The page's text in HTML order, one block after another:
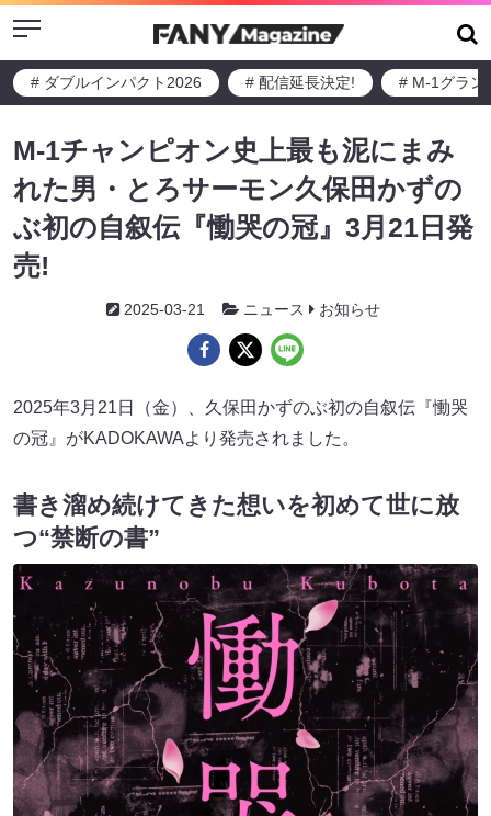
Menu
# ダブルインパクト2026 # 配信延長決定! # M-1グラン
M-1チャンピオン史上最も泥にまみ
れた男・とろサーモン久保田かずの
ぶ初の自叙伝『慟哭の冠』3月21日発
売!
2025-03-21 ニュース お知らせ
2025年3月21日（金）、久保田かずのぶ初の自叙伝『慟哭
の冠』がKADOKAWAより発売されました。
書き溜め続けてきた想いを初めて世に放
つ“禁断の書”